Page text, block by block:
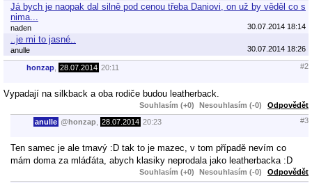
Já bych je naopak dal silně pod cenou třeba Daniovi, on už by věděl co s
nima...
naden 30.07.2014 18:14
..je mi to jasné..
anulle 30.07.2014 18:26
honzap 28.07.2014 20:11 #2
Vypadají na silkback a oba rodiče budou leatherback.
Souhlasím (+0) Nesouhlasím (-0) Odpovědět
anulle @ honzap 28.07.2014 20:23 #3
Ten samec je ale tmavý :D tak to je mazec, v tom případě nevím co
mám doma za mláďáta, abych klasiky neprodala jako leatherbacka :D
Souhlasím (+0) Nesouhlasím (-0) Odpovědět